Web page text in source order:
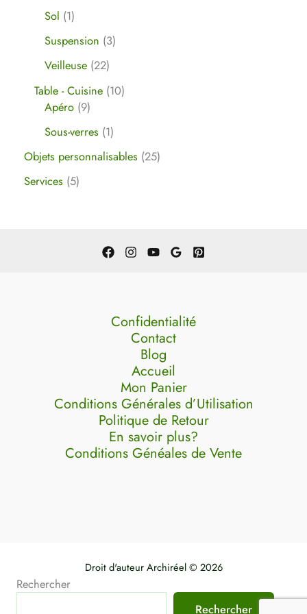
Sol 1
Suspension 3
Veilleuse 22
Table - Cuisine 10
Apéro 9
Sous-verres 1
Objets personnalisables 25
Services 5
Confidentialité
Contact
Blog
Accueil
Mon Panier
Conditions Générales d’Utilisation
Politique de Retour
En savoir plus?
Conditions Généales de Vente
Droit d'auteur Archiréel © 2026
Rechercher
Rechercher